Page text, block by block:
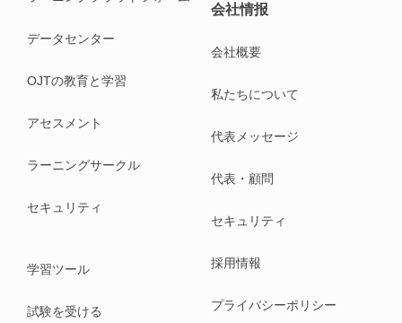
データセンター
OJTの教育と学習
アセスメント
ラーニングサークル
セキュリティ
学習ツール
試験を受ける
会社情报
会社概要
私たちについて
代表メッセージ
代表・顧問
セキュリティ
採用情報
プライバシーポリシー